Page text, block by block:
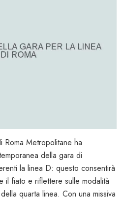
Metropolitane ha
della gara di
la linea D: questo consentirà
il fiato e riflettere sulle modalità
quarta linea. Con una missiva